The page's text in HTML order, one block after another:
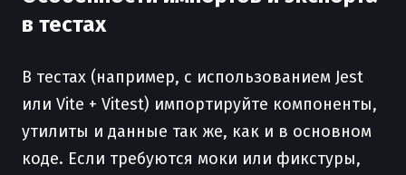
в тестах
В тестах (например, с использованием Jest
или Vite + Vitest) импортируйте компоненты,
утилиты и данные так же, как и в основном
коде. Если требуются моки или фикстуры,